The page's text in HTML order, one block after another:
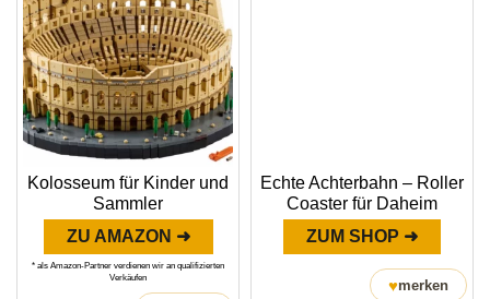
Kolosseum für Kinder und
Sammler
ZU AMAZON ➜
* als Amazon-Partner verdienen wir an qualifizierten
Verkäufen
Echte Achterbahn – Roller
Coaster für Daheim
ZUM SHOP ➜
♥merken